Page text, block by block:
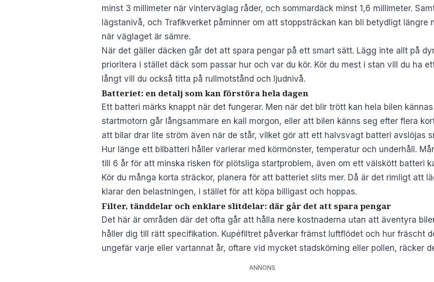
minst 3 millimeter när vinterväglag råder, och sommardäck minst 1,6 millimeter.
lägstanivå, och Trafikverket påminner om att stoppsträckan kan bli betydligt längre
när väglaget är sämre.
När det gäller däcken går det att spara pengar på ett smart sätt. Lägg inte allt på
prioritera i stället däck som passar hur och var du kör. Kör du mest i stan vill du ha
långt vill du också titta på rullmotstånd och ljudnivå.
Batteriet: en detalj som kan förstöra hela dagen
Ett batteri märks knappt när det fungerar. Men när det blir trött kan hela bilen
startmotorn går långsammare en kall morgon, eller att bilen känns seg efter flera
att bilar drar lite ström även när de står, vilket gör att ett halvsvagt batteri avslöjas
Hur länge ett bilbatteri håller varierar med körmönster, temperatur och underhåll.
till 6 år för att minska risken för plötsliga startproblem, även om ett välskött batteri
Kör du många korta sträckor, planera för att batteriet slits mer. Då är det rimligt att
klarar den belastningen, i stället för att köpa billigast och hoppas.
Filter, tänddelar och enklare slitdelar: där går det att spara pengar
Det här är områden där det ofta går att hålla nere kostnaderna utan att äventyra
håller dig till rätt specifikation. Kupéfiltret påverkar främst luftflödet och hur fräscht
ungefär varje eller vartannat år, oftare vid mycket stadskörning eller pollen, räcker
ANNONS